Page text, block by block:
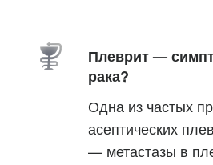
Плеврит —
рака?
Одна из частых
асептических
— метастазы в